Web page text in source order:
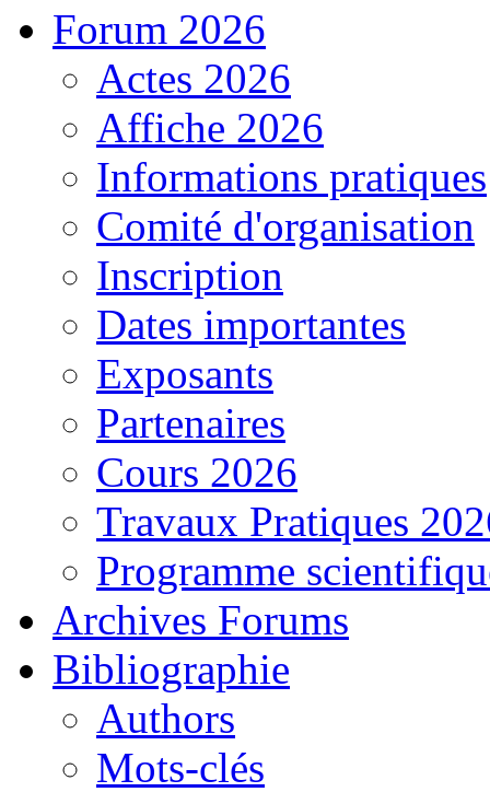
Forum 2026
Actes 2026
Affiche 2026
Informations pratiques
Comité d'organisation
Inscription
Dates importantes
Exposants
Partenaires
Cours 2026
Travaux Pratiques
Programme
Archives Forums
Bibliographie
Authors
Mots-clés